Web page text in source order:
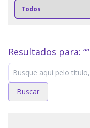
Resultados para: “”
Buscar